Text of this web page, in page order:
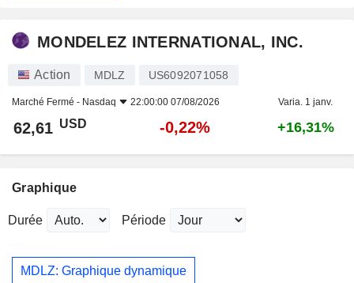
MONDELEZ INTERNATIONAL, INC.
Action MDLZ US6092071058
Marché Fermé - Nasdaq 22:00:00 07/08/2026 Varia. 1 janv.
62,61 USD -0,22% +16,31%
Graphique
Durée Période
MDLZ: Graphique dynamique